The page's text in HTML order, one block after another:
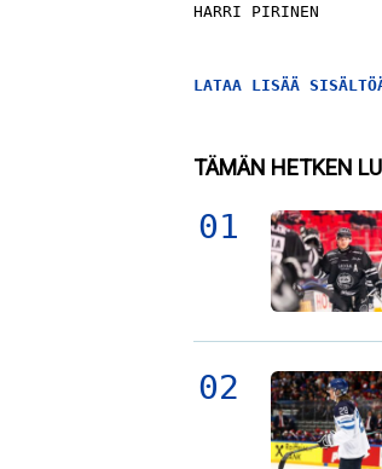
HARRI PIRINEN
ammattilaisena
elämästään –
aika
LATAA LISÄÄ
TÄMÄN HETKEN